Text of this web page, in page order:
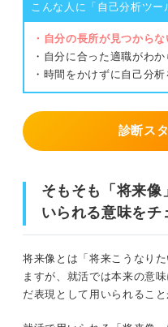
こんな人に「自己分析ツー
・自分の長所が見つからな
・自分に合った適職がわ
・時間をかけずに自己分析
診断ス
そもそも「将来像
いられる意味をチ
将来像とは「将来こうなり
ますが、就活では本来の意
だ表現として用いられること
就活の専門家3人に聞い
幅広い世代を対象にキャ
当時の将来像
一般企業人の転職相談・
像
①就活の専門家に相談する
②周囲の大人に目を向け